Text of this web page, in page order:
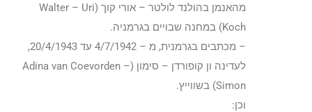
מהאנמן בהולנד לולטר – אורי קוך (Walter – Uri
Koch) במחנה שבויים בגרמניה.
– מכתבים בגרמנית, מ – 4/7/1942 עד 20/4/1943,
לעדינה ון קופורדן – סימון (Adina van Coevorden –
Simon) בשווייץ.
וכן: